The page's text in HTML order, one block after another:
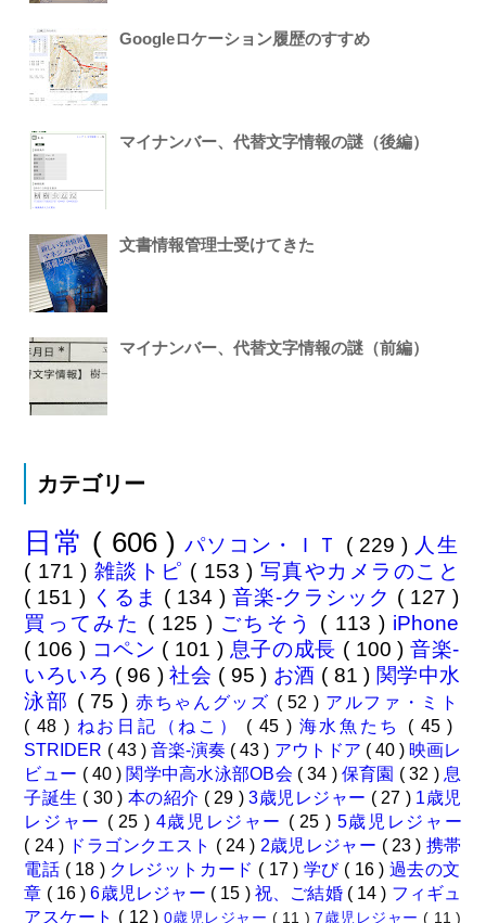
Googleロケーション履歴のすすめ
マイナンバー、代替文字情報の謎（後編）
文書情報管理士受けてきた
マイナンバー、代替文字情報の謎（前編）
カテゴリー
日常 ( 606 )パソコン・ＩＴ ( 229 ) 人生
( 171 ) 雑談トピ ( 153 ) 写真やカメラのこと
( 151 ) くるま ( 134 ) 音楽-クラシック ( 127 )
買ってみた ( 125 ) ごちそう ( 113 ) iPhone
( 106 ) コペン ( 101 ) 息子の成長 ( 100 )音楽-
いろいろ ( 96 )社会 ( 95 ) お酒 ( 81 ) 関学中水
泳部 ( 75 ) 赤ちゃんグッズ ( 52 ) アルファ・ミト
( 48 ) ねお日記（ねこ） ( 45 ) 海水魚たち ( 45 )
STRIDER ( 43 ) 音楽-演奏 ( 43 ) アウトドア ( 40 ) 映画レ
ビュー ( 40 ) 関学中高水泳部OB会 ( 34 ) 保育園 ( 32 ) 息
子誕生 ( 30 ) 本の紹介 ( 29 )3歳児レジャー ( 27 ) 1歳児
レジャー ( 25 ) 4歳児レジャー ( 25 ) 5歳児レジャー
( 24 ) ドラゴンクエスト ( 24 ) 2歳児レジャー ( 23 ) 携帯
電話 ( 18 ) クレジットカード ( 17 ) 学び ( 16 ) 過去の文
章 ( 16 )6歳児レジャー ( 15 ) 祝、ご結婚 ( 14 ) フィギュ
アスケート ( 12 ) 0歳児レジャー ( 11 )7歳児レジャー( 11 )